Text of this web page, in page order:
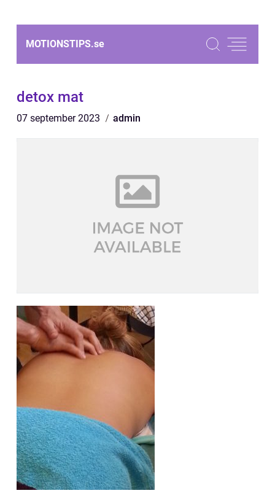
MOTIONSTIPS.se
detox mat
07 september 2023 admin